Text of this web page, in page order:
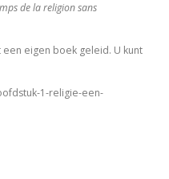
of Empathy
Secular Europe? A Theme
In Praise of Doubt
de la religion sans
een eigen boek geleid. U kunt
1-religie-een-